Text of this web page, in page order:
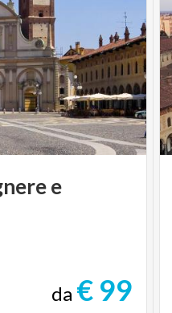
e
da € 99